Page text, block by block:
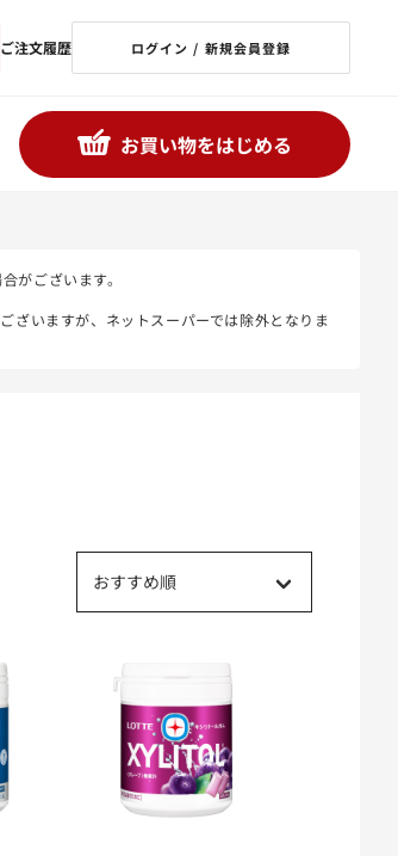
ご注文履歴 ログイン / 新規会員登録
お買い物をはじめる
がございます。
ざいますが、ネットスーパーでは除外となりま
おすすめ順